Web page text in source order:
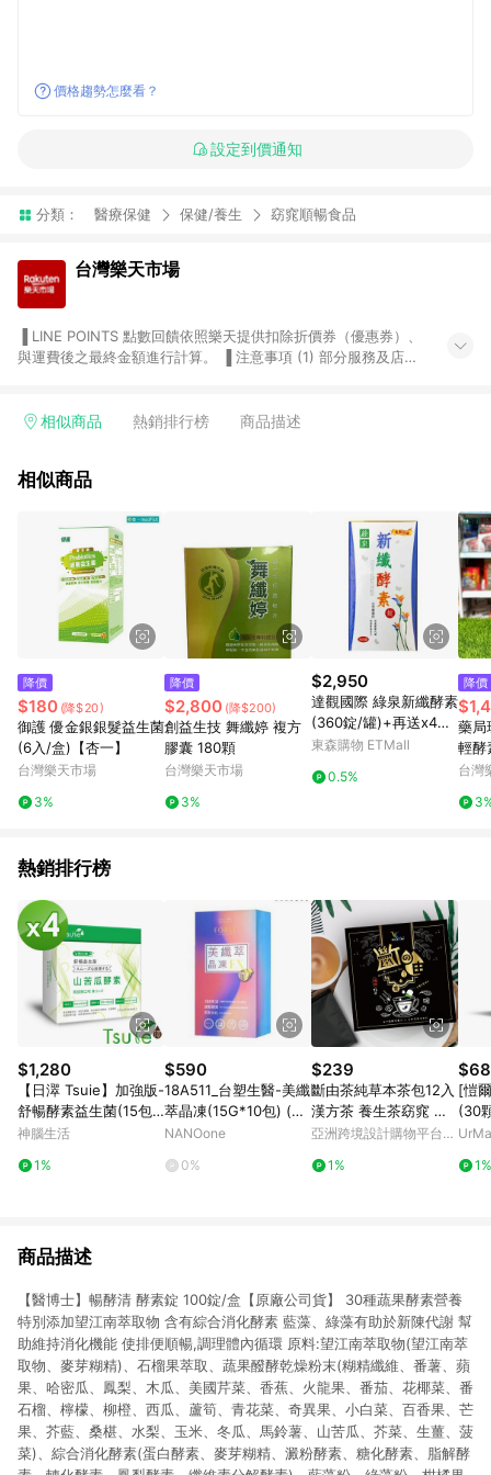
價格趨勢怎麼看？
設定到價通知
分類： 醫療保健 保健/養生 窈窕順暢食品
台灣樂天市場
與運費後之最終金額進行計算。 ▐ 注意事項 (1) 部分服務及店家
Smart mobile、神腦生活、JS巨盛、樂天KOBO電子書，請詳閱
台灣樂天市場，並在同一瀏覽器於24小時內結帳，才享有 LINE
市場 45 天內完成訂單出貨及結帳，則不符合贈點資格。 (4) 如
使用APP、或中途瀏覽比價網、回饋網、Google等其他網頁、或
由網頁版(電腦版/手機版網頁)切換為App都將會造成追蹤中斷而
無法進行 LINE POINTS 回饋。 (5) LINE 購物為購物資訊整合性
平台，商品資料更新會有時間差，如顯示之商品規格、顏色、價
位、贈品與台灣樂天市場銷售網頁不符，以銷售網頁標示為準。
(6) 導購訂單已逾 365 天，根據台灣樂天回饋規定，逾期訂單將
點數回饋或點數回饋有爭議，台灣樂天市場保有更改條款與法律
追訴之權利，活動詳情以樂天市場網站公告為準。
相似商品 熱銷排行榜 商品描述
相似商品
降價
$180 (降$20)
御護 優金銀銀髮益生菌
(6入/盒)【杏一】
台灣樂天市場
3%
降價
$2,800 (降$200)
創益生技 舞纖婷 複方
膠囊 180顆
台灣樂天市場
3%
$2,950
達觀國際 綠泉新纖酵素
(360錠/罐)+再送x4包
隨身包
東森購物 ETMall
0.5%
降價
藥局
輕酵
0顆/
台灣
熱銷排行榜
$1,280
【日濢 Tsuie】加強版-
舒暢酵素益生菌(15包/
盒)x4 幫助排便順暢 山
菌株
神腦生活
1%
$590
18A511_台塑生醫-美纖
萃晶凍(15G*10包) (直
播介紹片段2:10:00~2:
NANOone
0%
$239
斷由茶純草本茶包12入
漢方茶 養生茶窈窕 保
養溫和順暢
亞洲跨境設計購物平台
1%
[愷
(30
組
1%
商品描述
【醫博士】暢酵清 酵素錠 100錠/盒【原廠公司貨】 30種蔬果酵素營養
特別添加望江南萃取物 含有綜合消化酵素 藍藻、綠藻有助於新陳代謝 幫
助維持消化機能 使排便順暢,調理體內循環 原料:望江南萃取物(望江南萃
取物、麥芽糊精)、石榴果萃取、蔬果醱酵乾燥粉末(糊精纖維、番薯、蘋
果、哈密瓜、鳳梨、木瓜、美國芹菜、香蕉、火龍果、番茄、花椰菜、番
石榴、檸檬、柳橙、西瓜、蘆筍、青花菜、奇異果、小白菜、百香果、芒
果、芥藍、桑椹、水梨、玉米、冬瓜、馬鈴薯、山苦瓜、芥菜、生薑、菠
菜)、綜合消化酵素(蛋白酵素、麥芽糊精、澱粉酵素、糖化酵素、脂解酵